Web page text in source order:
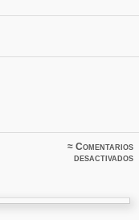
≈Comentarios
desactivadosen